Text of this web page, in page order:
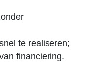
te realiseren;
financiering.